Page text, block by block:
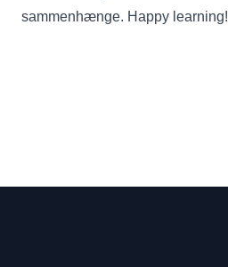
sammenhænge. Happy learning!